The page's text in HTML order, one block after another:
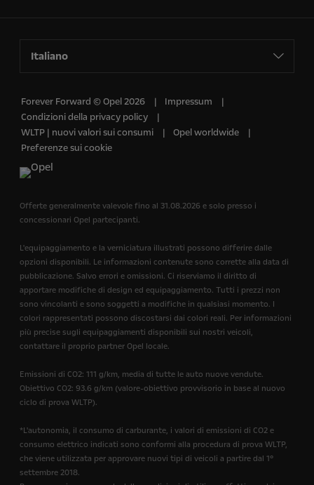
Italiano
Forever Forward © Opel 2026
Impressum
Condizioni della privacy policy
WLTP | nuovi valori sui consumi
Opel worldwide
Preferenze sui cookie
Offerte generalmente valevole fino al 31.08.2026 e solo presso i
concessionari Opel partecipanti.
L'equipaggiamento e la verniciatura illustrati possono differire dalle
opzioni disponibili. Le informazioni contenute sono corrette alla data di
pubblicazione. Salvo errori e omissioni. Ci riserviamo il diritto di
apportare modifiche di design ed equipaggiamento. Tutti i prezzi non
sono vincolanti e sono soggetti a modifiche in qualsiasi momento. I
colori rappresentati possono discostarsi dai colori reali. Per informazioni
più precise sugli equipaggiamenti disponibili sui nostri veicoli,
contattare il proprio partner Opel locale.
Emissioni di CO2: 111 g/km, media di tutte le auto nuove vendute.
Obiettivo CO2: 93.6 g/km (valore-obiettivo provvisorio in base al nuovo
ciclo di prova WLTP).
*L'autonomia, il consumo di carburante, i valori di emissioni di CO2 e
consumo elettrico indicati sono conformi alla procedura di prova WLTP,
che viene utilizzata per approvare nuovi tipi di veicoli a partire dal 1°
settembre 2018.